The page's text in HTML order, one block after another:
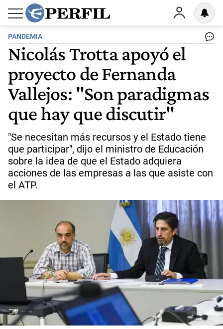
PANDEMIA
Nicolás Trotta apoyó el
proyecto de Fernanda
Vallejos: "Son paradigmas
que hay que discutir"
"Se necesitan más recursos y el Estado tiene
que participar", dijo el ministro de Educación
sobre la idea de que el Estado adquiera
acciones de las empresas a las que asiste con
el ATP.